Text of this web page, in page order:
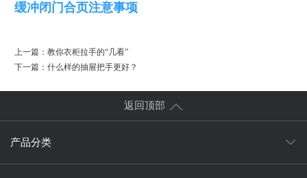
缓冲闭门合页注意事项
上一篇： 教你衣柜拉手的“几看”
下一篇： 什么样的抽屉把手更好？
返回顶部
产品分类